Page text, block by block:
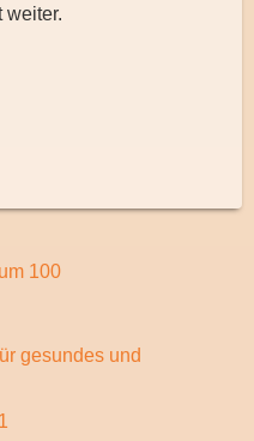
weiter.
100
gesundes und